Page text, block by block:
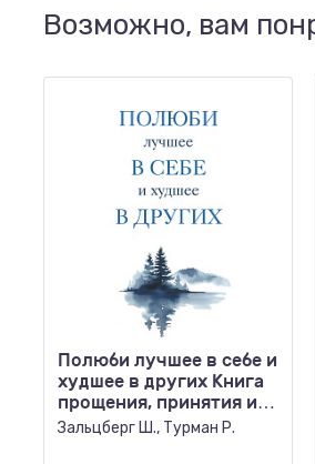
Возможно, вам
Полюби лучшее в себе и
худшее в других Книга
прощения, принятия и
обретения спо
Зальцберг Ш., Турман Р.